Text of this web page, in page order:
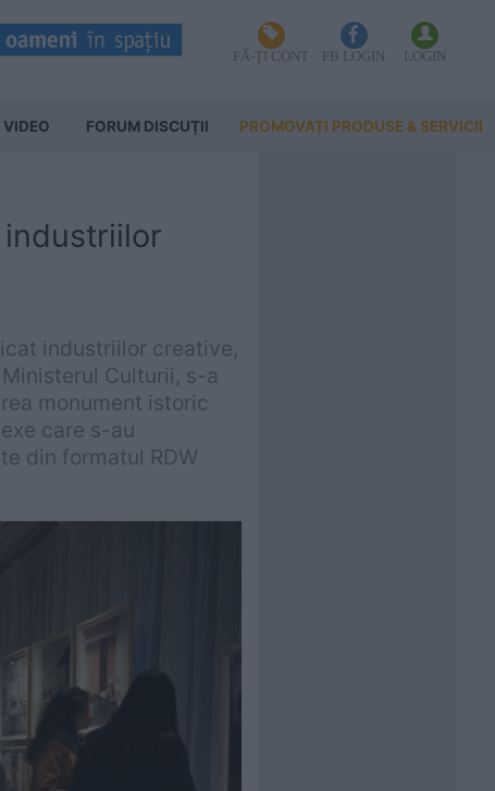
FĂ-ȚI CONT FB LOGIN LOGIN
VIDEO FORUM DISCUŢII PROMOVAȚI PRODUSE & SERVICII
industriilor creative,
Culturii, s-a
monument istoric
care s-au
din formatul RDW